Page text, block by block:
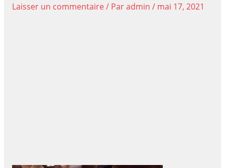
Laisser un commentaire/ Paradmin / mai 17, 2021